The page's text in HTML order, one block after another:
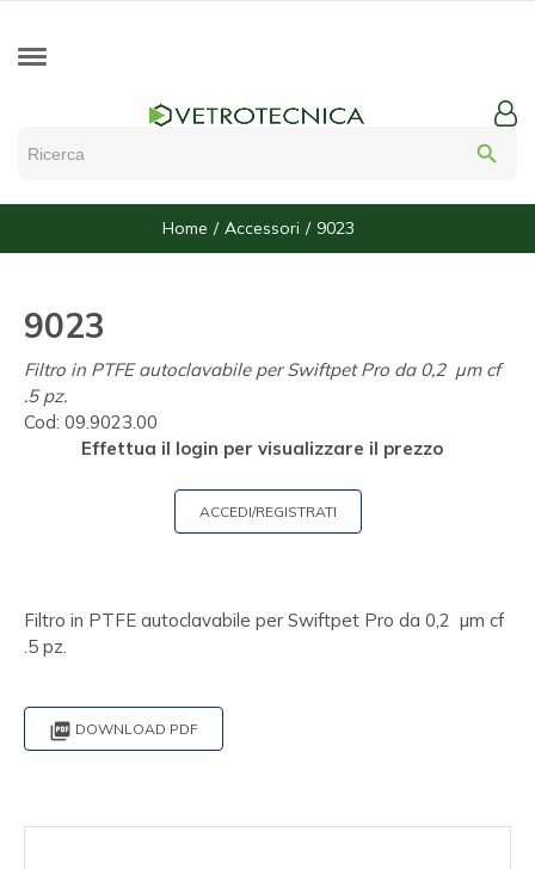
search
Home Accessori 9023
9023
Filtro in PTFE autoclavabile per Swiftpet Pro da 0,2 µm cf
.5 pz.
Cod: 09.9023.00
Effettua il login per visualizzare il prezzo
ACCEDI/REGISTRATI
Filtro in PTFE autoclavabile per Swiftpet Pro da 0,2 µm cf
.5 pz.
 DOWNLOAD PDF